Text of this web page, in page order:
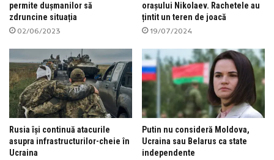
permite dușmanilor să
zdruncine situația
02/06/2023
orașului Nikolaev. Rachetele au
țintit un teren de joacă
19/07/2024
Rusia îşi continuă atacurile
asupra infrastructurilor-cheie în
Ucraina
Putin nu consideră Moldova,
Ucraina sau Belarus ca state
independente